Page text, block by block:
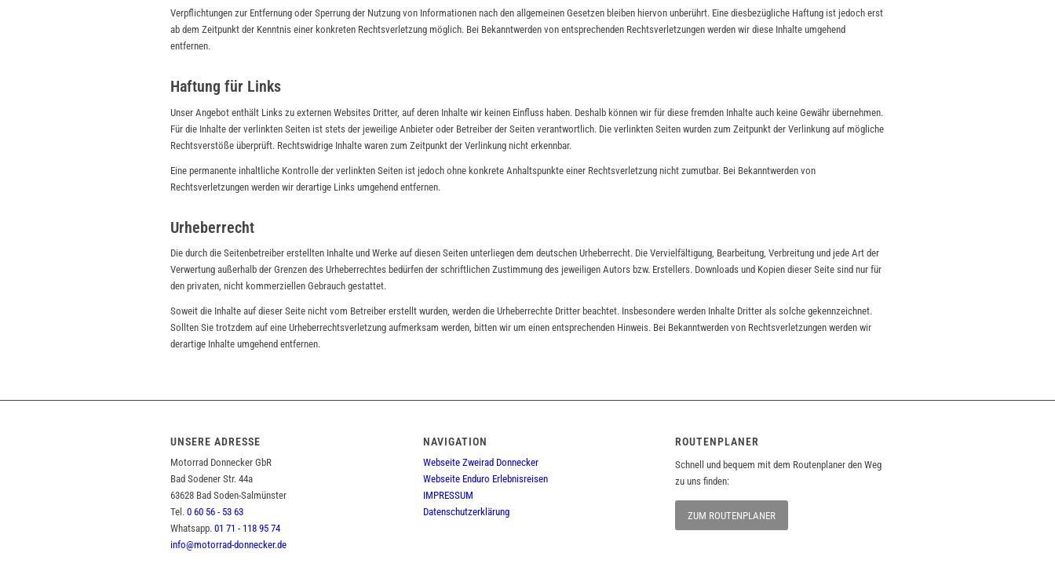
Verpflichtungen zur Entfernung oder Sperrung der Nutzung von Informationen nach den allgemeinen Gesetzen bleiben hiervon unberührt. Eine diesbezügliche Haftung ist jedoch erst
ab dem Zeitpunkt der Kenntnis einer konkreten Rechtsverletzung möglich. Bei Bekanntwerden von entsprechenden Rechtsverletzungen werden wir diese Inhalte umgehend
entfernen.
Haftung für Links
Unser Angebot enthält Links zu externen Websites Dritter, auf deren Inhalte wir keinen Einfluss haben. Deshalb können wir für diese fremden Inhalte auch keine Gewähr übernehmen.
Für die Inhalte der verlinkten Seiten ist stets der jeweilige Anbieter oder Betreiber der Seiten verantwortlich. Die verlinkten Seiten wurden zum Zeitpunkt der Verlinkung auf mögliche
Rechtsverstöße überprüft. Rechtswidrige Inhalte waren zum Zeitpunkt der Verlinkung nicht erkennbar.
Eine permanente inhaltliche Kontrolle der verlinkten Seiten ist jedoch ohne konkrete Anhaltspunkte einer Rechtsverletzung nicht zumutbar. Bei Bekanntwerden von
Rechtsverletzungen werden wir derartige Links umgehend entfernen.
Urheberrecht
Die durch die Seitenbetreiber erstellten Inhalte und Werke auf diesen Seiten unterliegen dem deutschen Urheberrecht. Die Vervielfältigung, Bearbeitung, Verbreitung und jede Art der
Verwertung außerhalb der Grenzen des Urheberrechtes bedürfen der schriftlichen Zustimmung des jeweiligen Autors bzw. Erstellers. Downloads und Kopien dieser Seite sind nur für
den privaten, nicht kommerziellen Gebrauch gestattet.
Soweit die Inhalte auf dieser Seite nicht vom Betreiber erstellt wurden, werden die Urheberrechte Dritter beachtet. Insbesondere werden Inhalte Dritter als solche gekennzeichnet.
Sollten Sie trotzdem auf eine Urheberrechtsverletzung aufmerksam werden, bitten wir um einen entsprechenden Hinweis. Bei Bekanntwerden von Rechtsverletzungen werden wir
derartige Inhalte umgehend entfernen.
UNSERE ADRESSE
Motorrad Donnecker GbR
Bad Sodener Str. 44a
63628 Bad Soden-Salmünster
Tel. 0 60 56 - 53 63
Whatsapp. 01 71 - 118 95 74
info@motorrad-donnecker.de
NAVIGATION
Webseite Zweirad Donnecker
Webseite Enduro Erlebnisreisen
IMPRESSUM
Datenschutzerklärung
ROUTENPLANER
Schnell und bequem mit dem Routenplaner den Weg
zu uns finden:
ZUM ROUTENPLANER